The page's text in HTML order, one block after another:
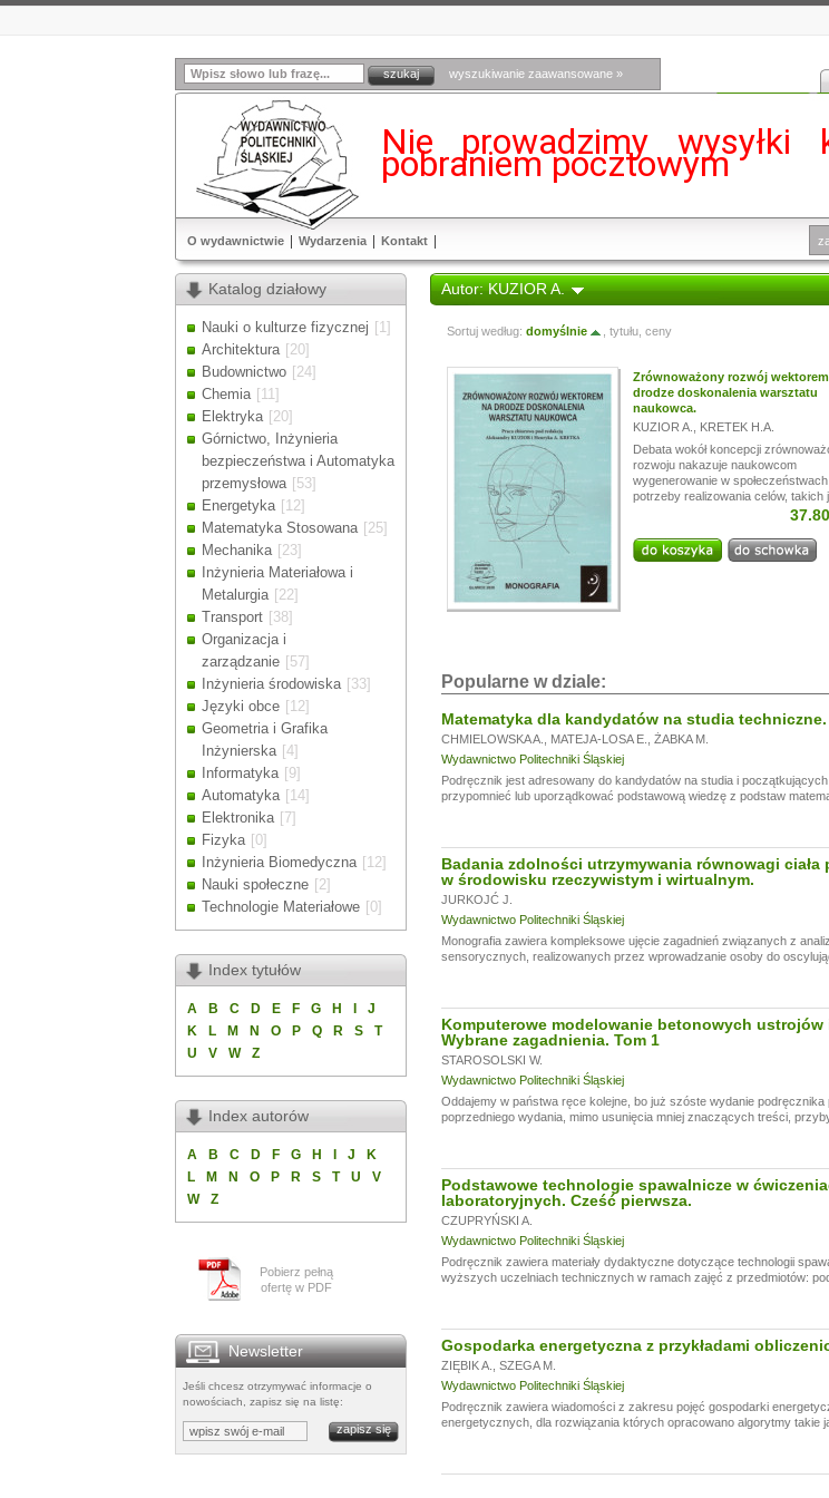
wyszukiwanie zaawansowane »
Nie prowadzimy wysyłki
pobraniem pocztowym
Drodzy Klienci!
Ze względu na przerwę wakacyjną, w dniach od
zamówienia mogą być realizowane z opóźnieniem.
Dziękujemy za wyrozumiałość.
O wydawnictwie Wydarzenia Kontakt
Katalog działowy
Nauki o kulturze fizycznej [1]
Architektura [20]
Budownictwo [24]
Chemia [11]
Elektryka [20]
Górnictwo, Inżynieria
bezpieczeństwa i Automatyka
przemysłowa [53]
Energetyka [12]
Matematyka Stosowana [25]
Mechanika [23]
Inżynieria Materiałowa i
Metalurgia [22]
Transport [38]
Organizacja i
zarządzanie [57]
Inżynieria środowiska [33]
Języki obce [12]
Geometria i Grafika
Inżynierska [4]
Informatyka [9]
Automatyka [14]
Elektronika [7]
Fizyka [0]
Inżynieria Biomedyczna [12]
Nauki społeczne [2]
Technologie Materiałowe [0]
Index tytułów
A B C D E F G H
J
K
L M N O P Q R S
T
U
V W Z
Index autorów
A B C D F G H J
K
L
M N O P R S T U
V
W
Z
Pobierz pełną
ofertę w PDF
Newsletter
Jeśli chcesz otrzymywać informacje o
nowościach, zapisz się na listę:
Autor: KUZIOR A.
Sortuj według: domyślnie tytułu, ceny
Zrównoważony rozwój
drodze doskonalenia warsztatu
naukowca.
KUZIOR A.
KRETEK H.A.
Debata wokół koncepcji
rozwoju nakazuje naukowcom
wygenerowanie w społeczeństwach
potrzeby realizowania celów, takich
Popularne w dziale:
Matematyka dla kandydatów na studia techniczne.
CHMIELOWSKA A. MATEJA-LOSA E.
ŻABKA M.
Wydawnictwo Politechniki Śląskiej
Podręcznik jest adresowany do kandydatów na studia i
przypomnieć lub uporządkować podstawową wiedzę z podstaw
Badania zdolności utrzymywania równowagi ciała
w środowisku rzeczywistym i wirtualnym.
JURKOJĆ J.
Wydawnictwo Politechniki Śląskiej
Monografia zawiera kompleksowe ujęcie zagadnień związanych z
sensorycznych, realizowanych przez wprowadzanie osoby do
Komputerowe modelowanie betonowych ustrojów
Wybrane zagadnienia. Tom 1
STAROSOLSKI W.
Wydawnictwo Politechniki Śląskiej
Oddajemy w państwa ręce kolejne, bo już szóste wydanie
poprzedniego wydania, mimo usunięcia mniej znaczących treści,
Podstawowe technologie spawalnicze w
laboratoryjnych. Cześć pierwsza.
CZUPRYŃSKI A.
Wydawnictwo Politechniki Śląskiej
Podręcznik zawiera materiały dydaktyczne dotyczące technologii
wyższych uczelniach technicznych w ramach zajęć z przedmiotów:
Gospodarka energetyczna z przykładami
ZIĘBIK A.
SZEGA M.
Wydawnictwo Politechniki Śląskiej
Podręcznik zawiera wiadomości z zakresu pojęć gospodarki
energetycznych, dla rozwiązania których opracowano algorytmy takie